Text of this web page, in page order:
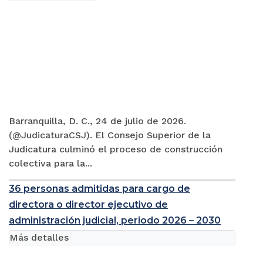
Barranquilla, D. C., 24 de julio de 2026.
(@JudicaturaCSJ). El Consejo Superior de la
Judicatura culminó el proceso de construcción
colectiva para la...
36 personas admitidas para cargo de
directora o director ejecutivo de
administración judicial, periodo 2026 – 2030
Más detalles